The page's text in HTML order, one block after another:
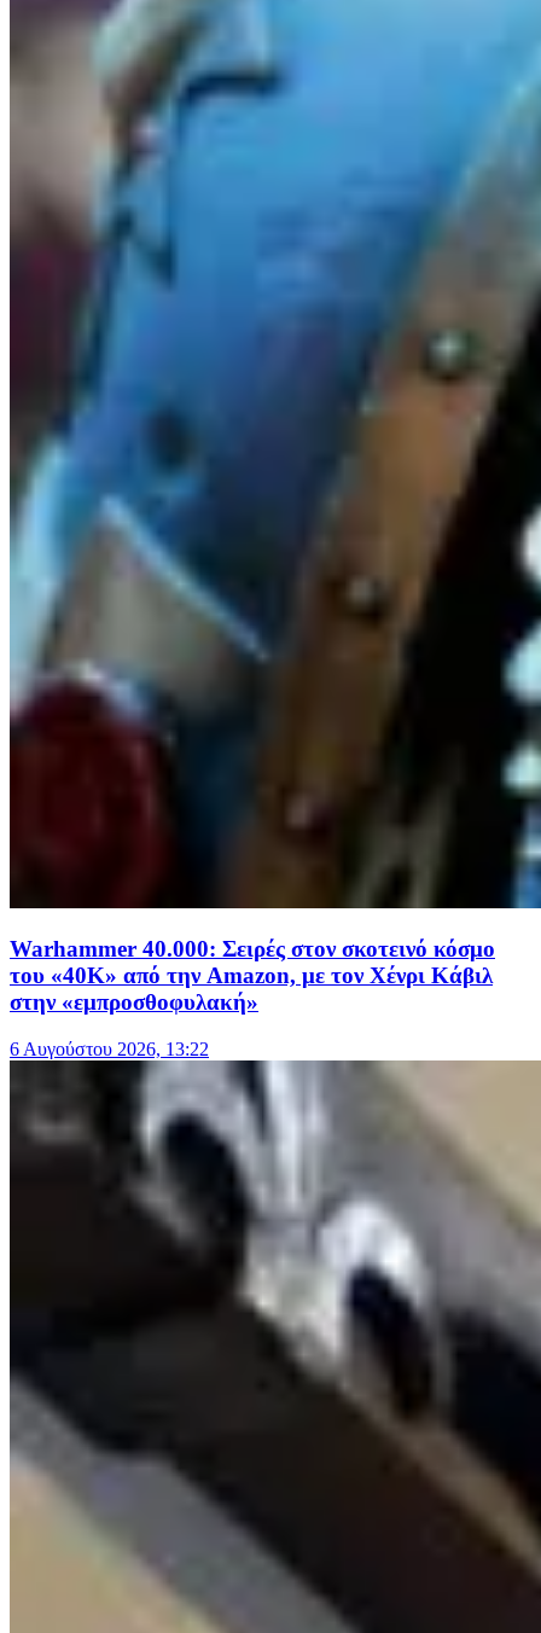
Warhammer 40.000: Σειρές στον σκοτεινό κόσμο
του «40Κ» από την Amazon, με τον Χένρι Κάβιλ
στην «εμπροσθοφυλακή»
6 Αυγούστου 2026, 13:22